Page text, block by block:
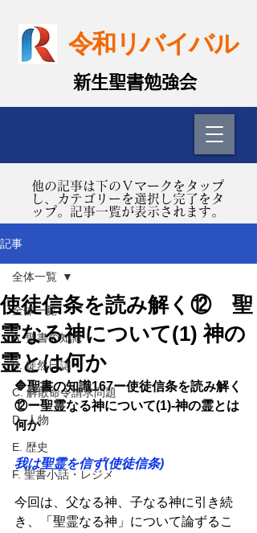
令和リバイバル
​新生聖書勉強会
​他の記事は下のＶマークをタップ
し、カテゴリーを選択し完了をタ
ップ。記事一覧が表示されます。
記事
全体一覧
A. 聖書の知識
B. 徒然日誌
C. 解散命令請求問題
D. 人物
E. 歴史
F. 聖書小話・レジメ
全体一覧
使徒信条を読み解く⑫ 聖
霊なる神について(1) 神の
霊とは何か
🔷聖書の知識167ー使徒信条を読み解く
⑫ー聖霊なる神について(1)-神の霊とは
何か
我は聖霊を信ず(使徒信条)
今回は、父なる神、子なる神に引き続
き、「聖霊なる神」について論ずるこ